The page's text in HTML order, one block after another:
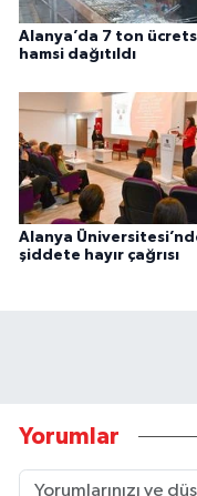
Alanya’da 7 ton
hamsi dağıtıldı
Alanya
şiddete hayır çağrısı
Yorumlar